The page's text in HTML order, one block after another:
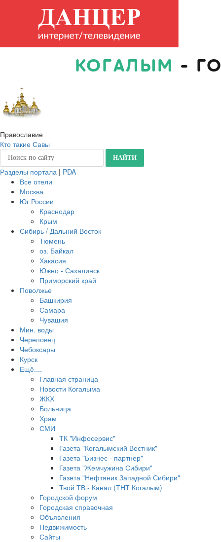
КОГАЛЫМ -
Православие
Кто такие Савы
Разделы портала | PDA
Все отели
Москва
Юг России
Краснодар
Крым
Сибирь / Дальний Восток
Тюмень
оз. Байкал
Хакасия
Южно - Сахалинск
Приморский край
Поволжье
Башкирия
Самара
Чувашия
Мин. воды
Череповец
Чебоксары
Курск
Ещё....
Главная страница
Новости Когалыма
ЖКХ
Больница
Храм
СМИ
ТК "Инфосервис"
Газета "Когалымский Вестник"
Газета "Бизнес - партнер"
Газета "Жемчужина Сибири"
Газета "Нефтяник Западной Сибири"
Твой ТВ - Канал (ТНТ Когалым)
Городской форум
Городская справочная
Объявления
Недвижимость
Сайты